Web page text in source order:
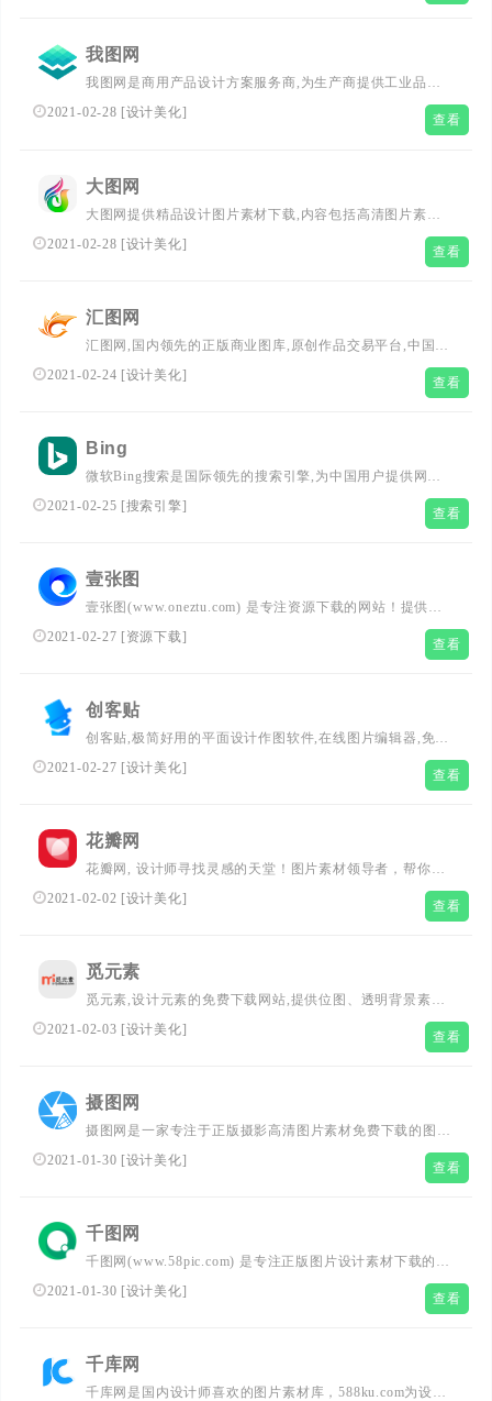
我图网
我图网是商用产品设计方案服务商,为生产商提供工业品牌
包装设计解决方案,包括背景墙/文化墙/装饰画/包装/样
机/CAD/印花图案以及党政类的PPT/Word/Excel模板下载,找
2021-02-28 [设计美化] 查看
大图网
大图网提供精品设计图片素材下载,内容包括高清图片素
材,PSD素材,淘宝素材,影楼模板素材,矢量素材,免扣素材和
2021-02-28 [设计美化] 查看
汇图网
汇图网,国内领先的正版商业图库,原创作品交易平台,中国版
权协会理事单位.汇聚众多优秀摄影师、设计师,提供海量可
2021-02-24 [设计美化] 查看
Bing
微软Bing搜索是国际领先的搜索引擎,为中国用户提供网
页、图片、视频、学术、词典、翻译、地图等全球信息搜索
服务。 微软必应（英文名：Bing）是微软公司于2009年5月
2021-02-25 [搜索引擎] 查看
壹张图
壹张图(www.oneztu.com) 是专注资源下载的网站！提供网
站源码、背景图片素材、矢量图库、PPT模板、Excel模板素
材以及网页模板、网站设计素材、网页图标的下载服务。...
2021-02-27 [资源下载] 查看
创客贴
创客贴,极简好用的平面设计作图软件,在线图片编辑器,免费
使用.提供免费设计模板，有海报、名片、公众号图片、
2021-02-27 [设计美化] 查看
花瓣网
花瓣网, 设计师寻找灵感的天堂！图片素材领导者，帮你采
集、发现网络上你喜欢的事物。你可以用它收集灵感,保存
2021-02-02 [设计美化] 查看
觅元素
觅元素,设计元素的免费下载网站,提供位图、透明背景素
材、高清png、图片素材、漂浮元素、装饰元素、标签元
2021-02-03 [设计美化] 查看
摄图网
摄图网是一家专注于正版摄影高清图片素材免费下载的图库
作品网站,提供手绘插画,海报,ppt模板,科技,城市,商务,建筑,
风景,美食,家居,外景,背景等好看的图片设计素材大全可供
2021-01-30 [设计美化] 查看
千图网
千图网(www.58pic.com) 是专注正版图片设计素材下载的网
站！提供矢量图素材、背景图片素材、矢量图库、psd素
材、字体模板、设计素材、PPT模板、视频素材、插画绘
2021-01-30 [设计美化] 查看
千库网
千库网是国内设计师喜欢的图片素材库，588ku.com为设计